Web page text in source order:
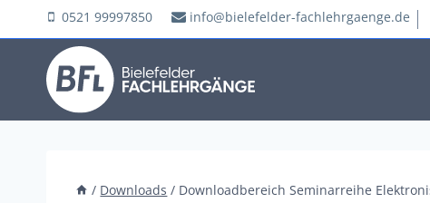
Inhalt
springen
0521 99997850 info@bielefelder-fachlehrgaenge.de
/ Downloads / Downloadbereich Seminarreihe